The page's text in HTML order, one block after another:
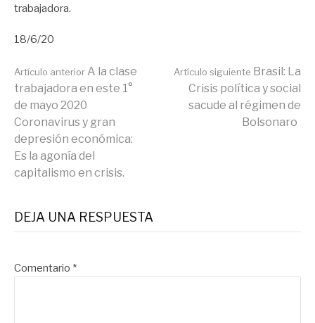
trabajadora.
18/6/20
Seguir
leyendo
Artículo anterior A la clase
trabajadora en este 1°
de mayo 2020
Coronavirus y gran
depresión económica:
Es la agonía del
capitalismo en crisis.
Artículo siguiente Brasil: La
Crisis política y social
sacude al régimen de
Bolsonaro
DEJA UNA RESPUESTA
Comentario *